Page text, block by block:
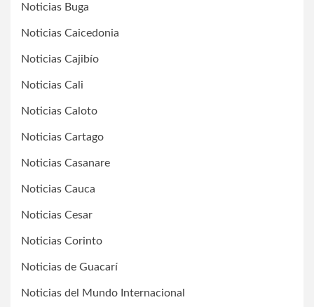
Noticias Buga
Noticias Caicedonia
Noticias Cajibío
Noticias Cali
Noticias Caloto
Noticias Cartago
Noticias Casanare
Noticias Cauca
Noticias Cesar
Noticias Corinto
Noticias de Guacarí
Noticias del Mundo Internacional